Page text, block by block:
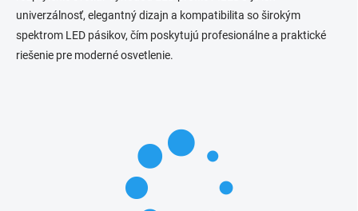
univerzálnosť, elegantný dizajn a kompatibilita so širokým
spektrom LED pásikov, čím poskytujú profesionálne a praktické
riešenie pre moderné osvetlenie.